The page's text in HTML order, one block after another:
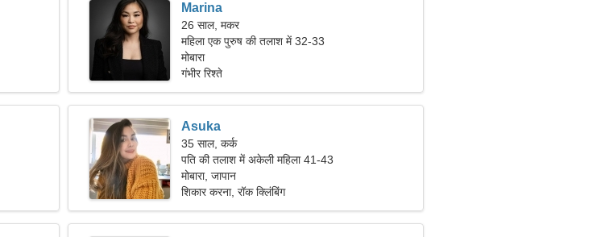
Marina
26 साल, मकर
महिला एक पुरुष की तलाश में 32-33
मोबारा
गंभीर रिश्ते
Asuka
35 साल, कर्क
पति की तलाश में अकेली महिला 41-43
मोबारा, जापान
शिकार करना, रॉक क्लिंबिंग